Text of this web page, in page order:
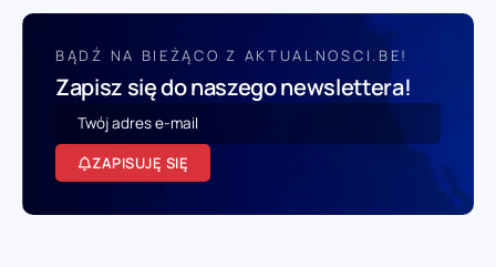
BĄDŹ NA BIEŻĄCO Z AKTUALNOSCI.BE!
Zapisz się do naszego newslettera!
ZAPISUJĘ SIĘ